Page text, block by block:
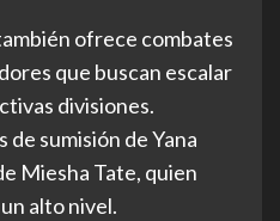
ofrece combates
que buscan escalar
divisiones.
de sumisión de Yana
Miesha Tate, quien
alto nivel.